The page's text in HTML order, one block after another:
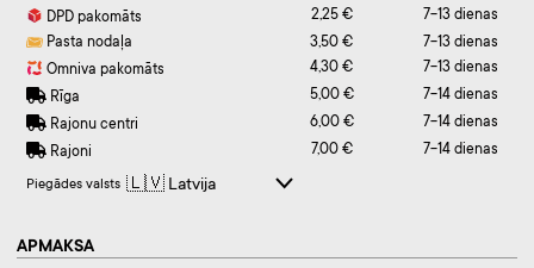
DPD pakomāts
2,25 €
7-13 dienas
Pasta nodaļa
3,50 €
7-13 dienas
Omniva pakomāts
4,30 €
7-13 dienas
Rīga
5,00 €
7-14 dienas
Rajonu centri
6,00 €
7-14 dienas
Rajoni
7,00 € 7-14 dienas
Piegādes valsts
APMAKSA